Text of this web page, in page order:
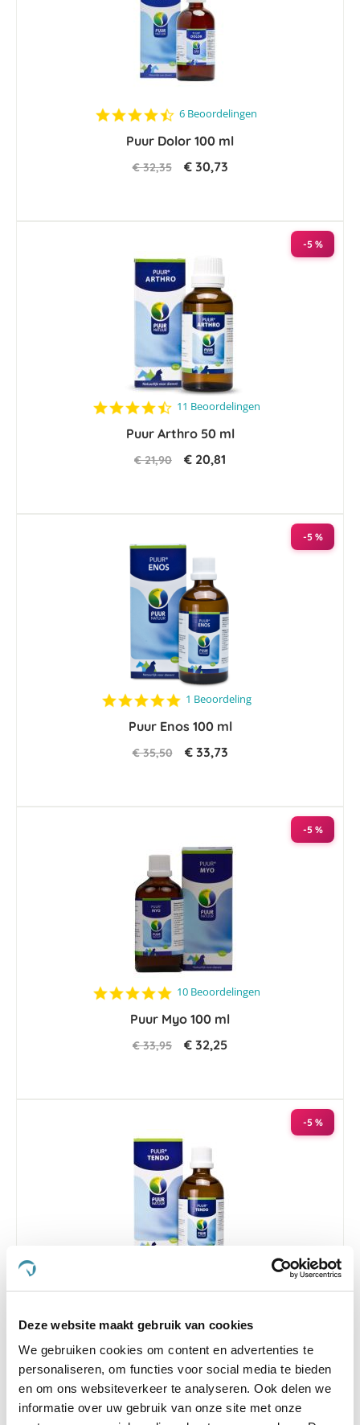
Deze website maakt gebruik van cookies
We gebruiken cookies om content en advertenties te
personaliseren, om functies voor social media te bieden
en om ons websiteverkeer te analyseren. Ook delen we
informatie over uw gebruik van onze site met onze
4.3
rating
6 Beoordelingen
Puur Dolor 100 ml
€ 32,35 € 30,73
-5 %
4.5
rating
11 Beoordelingen
Puur Arthro 50 ml
€ 21,90 € 20,81
-5 %
5.0
rating
1 Beoordeling
Puur Enos 100 ml
€ 35,50 € 33,73
-5 %
4.8
rating
10 Beoordelingen
Puur Myo 100 ml
€ 33,95 € 32,25
-5 %